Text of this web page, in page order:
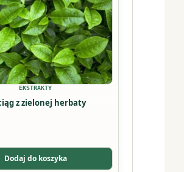
EKSTRAKTY
z zielonej herbaty
Dodaj do koszyka